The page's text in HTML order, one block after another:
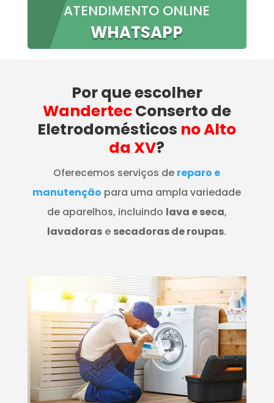
ATENDIMENTO ONLINE
WHATSAPP
Por que escolher
WandertecConserto de
Eletrodomésticos no Alto
da XV?
Oferecemos serviços de reparo e
manutenção para uma ampla variedade
de aparelhos, incluindo lava e seca,
lavadoras e secadoras de roupas.